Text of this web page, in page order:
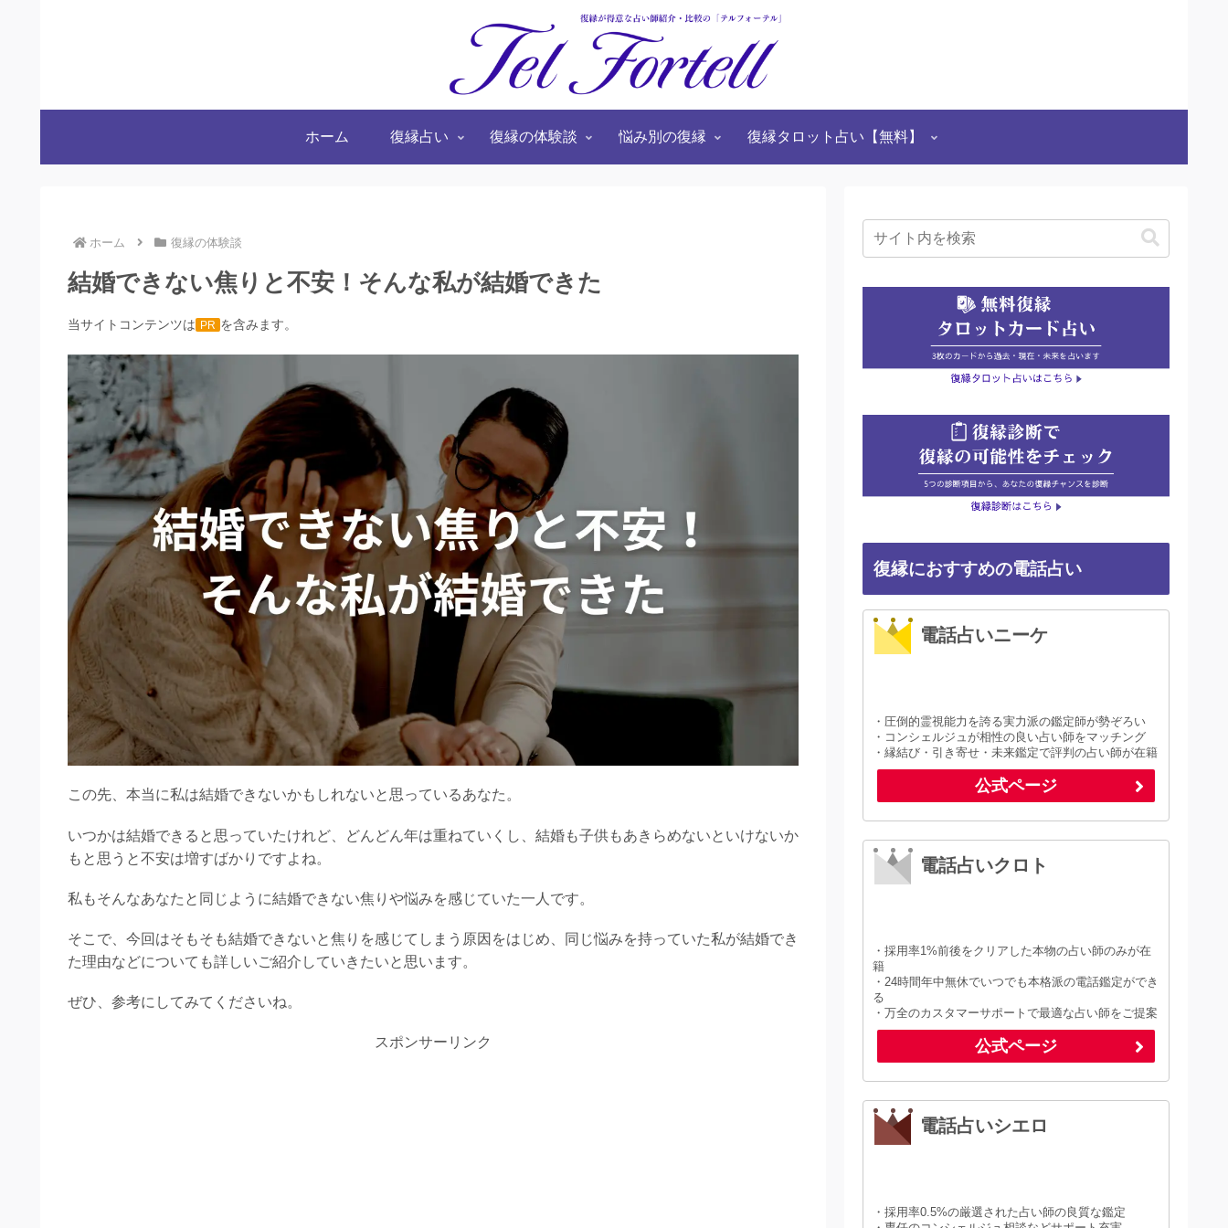
ホーム 復縁占い 復縁の体験談 悩み別の復縁 復縁タロット占い【無料】
ホーム 復縁の体験談
結婚できない焦りと不安！そんな私が結婚できた
当サイトコンテンツは PR を含みます。
この先、本当に私は結婚できないかもしれないと思っているあなた。
いつかは結婚できると思っていたけれど、どんどん年は重ねていくし、結婚も子供もあきらめないといけないか
もと思うと不安は増すばかりですよね。
私もそんなあなたと同じように結婚できない焦りや悩みを感じていた一人です。
そこで、今回はそもそも結婚できないと焦りを感じてしまう原因をはじめ、同じ悩みを持っていた私が結婚でき
た理由などについても詳しいご紹介していきたいと思います。
ぜひ、参考にしてみてくださいね。
スポンサーリンク
復縁におすすめの電話占い
電話占いニーケ
・圧倒的霊視能力を誇る実力派の鑑定師が勢ぞろい
・コンシェルジュが相性の良い占い師をマッチング
・縁結び・引き寄せ・未来鑑定で評判の占い師が在籍
公式ページ
電話占いクロト
・採用率1%前後をクリアした本物の占い師のみが在
籍
・24時間年中無休でいつでも本格派の電話鑑定ができ
る
・万全のカスタマーサポートで最適な占い師をご提案
公式ページ
電話占いシエロ
・採用率0.5%の厳選された占い師の良質な鑑定